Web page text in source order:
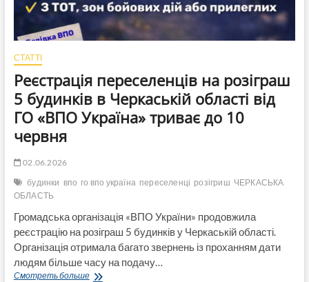
СТАТТІ
Реєстрація переселенців на розіграш
5 будинків в Черкаській області від
ГО «ВПО Україна» триває до 10
червня
02.06.2026
будинки впо го впо україна переселенці розігриш ЧЕРКАСЬКА
ОБЛАСТЬ
Громадська організація «ВПО України» продовжила
реєстрацію на розіграш 5 будинків у Черкаській області.
Організація отримала багато звернень із проханням дати
людям більше часу на подачу…
Смотреть большеРеєстрація